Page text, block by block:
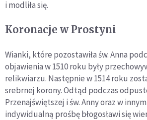
i modliła się.
Koronacje w Prostyni
Wianki, które pozostawiła św. Anna
objawienia w 1510 roku były
relikwiarzu. Następnie w 1514 roku
srebrnej korony. Odtąd podczas
Przenajświętszej i św. Anny oraz w
indywidualną prośbę błogosławi się